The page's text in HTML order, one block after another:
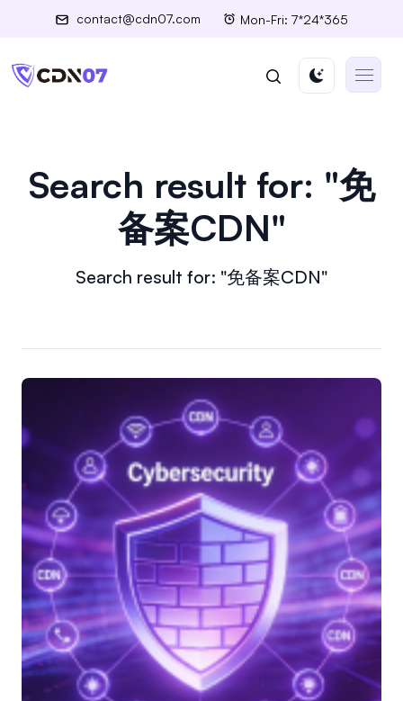
contact@cdn07.com Mon-Fri: 7*24*365
Search result for: "免
备案CDN"
Search result for: "免备案CDN"